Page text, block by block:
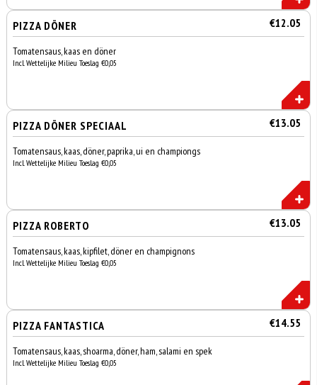
PIZZA DÖNER €12.05
Tomatensaus, kaas en döner
Incl. Wettelijke Milieu Toeslag €0,05
PIZZA DÖNER SPECIAAL €13.05
Tomatensaus, kaas, döner, paprika, ui en championgs
Incl. Wettelijke Milieu Toeslag €0,05
PIZZA ROBERTO €13.05
Tomatensaus, kaas, kipfilet, döner en champignons
Incl. Wettelijke Milieu Toeslag €0,05
PIZZA FANTASTICA €14.55
Tomatensaus, kaas, shoarma, döner, ham, salami en spek
Incl. Wettelijke Milieu Toeslag €0,05